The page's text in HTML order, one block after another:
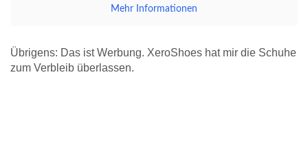
Mehr Informationen
Übrigens: Das ist Werbung. XeroShoes hat mir die Schuhe
zum Verbleib überlassen.